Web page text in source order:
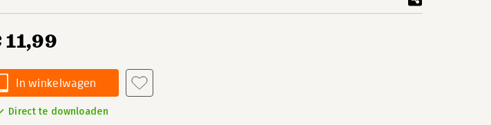
11,99
In winkelwagen
Direct te downloaden